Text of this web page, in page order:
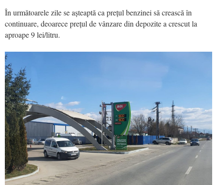
În următoarele zile se așteaptă ca prețul benzinei să crească în
continuare, deoarece prețul de vânzare din depozite a crescut la
aproape 9 lei/litru.